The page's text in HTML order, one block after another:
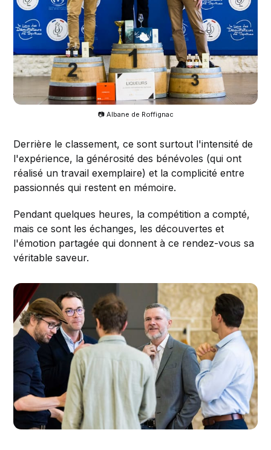
📷 Albane de Roffignac
Derrière le classement, ce sont surtout l'intensité de
l'expérience, la générosité des bénévoles (qui ont
réalisé un travail exemplaire) et la complicité entre
passionnés qui restent en mémoire.
Pendant quelques heures, la compétition a compté,
mais ce sont les échanges, les découvertes et
l'émotion partagée qui donnent à ce rendez-vous sa
véritable saveur.